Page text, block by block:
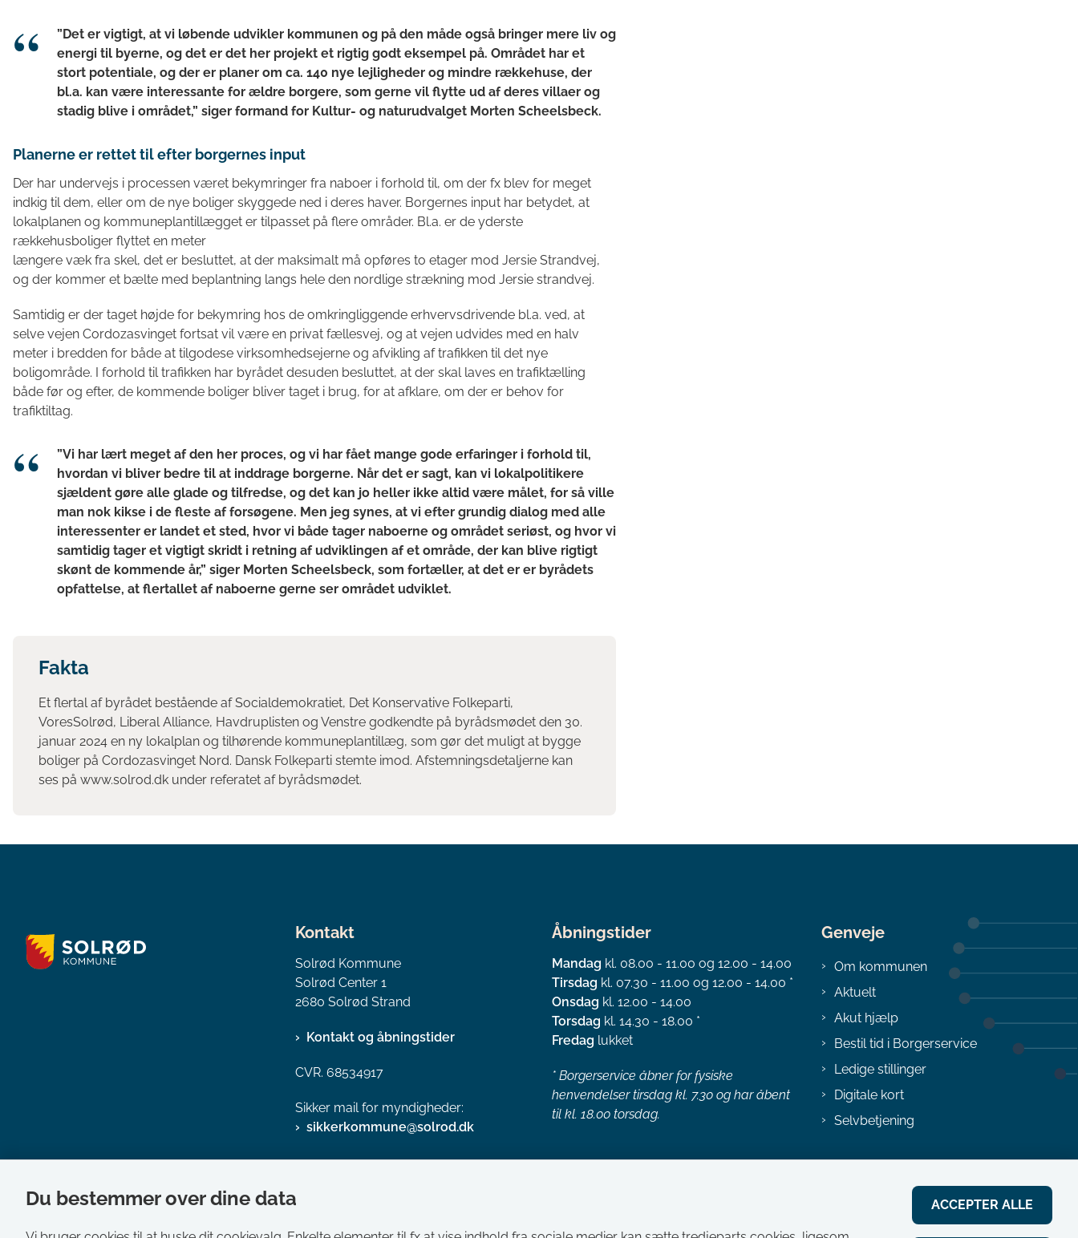
”Det er vigtigt, at vi løbende udvikler kommunen og på den måde også bringer mere liv og
energi til byerne, og det er det her projekt et rigtig godt eksempel på. Området har et
stort potentiale, og der er planer om ca. 140 nye lejligheder og mindre rækkehuse, der
bl.a. kan være interessante for ældre borgere, som gerne vil flytte ud af deres villaer og
stadig blive i området,” siger formand for Kultur- og naturudvalget Morten Scheelsbeck.
Planerne er rettet til efter borgernes input
Der har undervejs i processen været bekymringer fra naboer i forhold til, om der fx blev for meget
indkig til dem, eller om de nye boliger skyggede ned i deres haver. Borgernes input har betydet, at
lokalplanen og kommuneplantillægget er tilpasset på flere områder. Bl.a. er de yderste
rækkehusboliger flyttet en meter
længere væk fra skel, det er besluttet, at der maksimalt må opføres to etager mod Jersie Strandvej,
og der kommer et bælte med beplantning langs hele den nordlige strækning mod Jersie strandvej.
Samtidig er der taget højde for bekymring hos de omkringliggende erhvervsdrivende bl.a. ved, at
selve vejen Cordozasvinget fortsat vil være en privat fællesvej, og at vejen udvides med en halv
meter i bredden for både at tilgodese virksomhedsejerne og afvikling af trafikken til det nye
boligområde. I forhold til trafikken har byrådet desuden besluttet, at der skal laves en trafiktælling
både før og efter, de kommende boliger bliver taget i brug, for at afklare, om der er behov for
trafiktiltag.
”Vi har lært meget af den her proces, og vi har fået mange gode erfaringer i forhold til,
hvordan vi bliver bedre til at inddrage borgerne. Når det er sagt, kan vi lokalpolitikere
sjældent gøre alle glade og tilfredse, og det kan jo heller ikke altid være målet, for så ville
man nok kikse i de fleste af forsøgene. Men jeg synes, at vi efter grundig dialog med alle
interessenter er landet et sted, hvor vi både tager naboerne og området seriøst, og hvor vi
samtidig tager et vigtigt skridt i retning af udviklingen af et område, der kan blive rigtigt
skønt de kommende år,” siger Morten Scheelsbeck, som fortæller, at det er er byrådets
opfattelse, at flertallet af naboerne gerne ser området udviklet.
Fakta
Et flertal af byrådet bestående af Socialdemokratiet, Det Konservative Folkeparti,
VoresSolrød, Liberal Alliance, Havdruplisten og Venstre godkendte på byrådsmødet den 30.
januar 2024 en ny lokalplan og tilhørende kommuneplantillæg, som gør det muligt at bygge
boliger på Cordozasvinget Nord. Dansk Folkeparti stemte imod. Afstemningsdetaljerne kan
ses på www.solrod.dk under referatet af byrådsmødet.
Kontakt
Solrød Kommune
Solrød Center 1
2680 Solrød Strand
Kontakt og åbningstider
CVR. 68534917
Sikker mail for myndigheder:
sikkerkommune@solrod.dk
Åbningstider
Mandag kl. 08.00 - 11.00 og 12.00 - 14.00
Tirsdag kl. 07.30 - 11.00 og 12.00 - 14.00 *
Onsdag kl. 12.00 - 14.00
Torsdag kl. 14.30 - 18.00 *
Fredag lukket
* Borgerservice åbner for fysiske
henvendelser tirsdag kl. 7.30 og har åbent
til kl. 18.00 torsdag.
Genveje
Om kommunen
Aktuelt
Akut hjælp
Bestil tid i Borgerservice
Ledige stillinger
Digitale kort
Selvbetjening
Du bestemmer over dine data ACCEPTER ALLE